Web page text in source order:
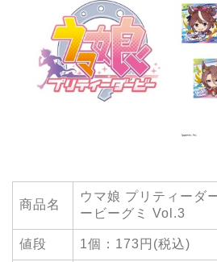
商品名
ウマ娘 プリティーダ
ービーグミ Vol.3
値段 1個：173円(税込)